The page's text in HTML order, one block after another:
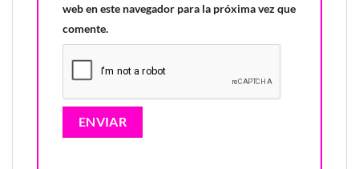
web en este navegador para la próxima vez que
comente.